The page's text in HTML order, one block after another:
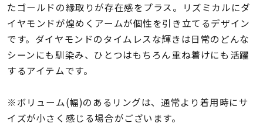
レディース
リングサイズ
～
メンズ
たゴールドの縁取りが存在感をプラス。リズミカルにダ
イヤモンドが煌めくアームが個性を引き立てるデザイン
です。ダイヤモンドのタイムレスな輝きは日常のどんな
シーンにも馴染み、ひとつはもちろん重ね着けにも活躍
するアイテムです。
※ボリューム(幅)のあるリングは、通常より着用時にサ
イズが小さく感じる場合がございます。